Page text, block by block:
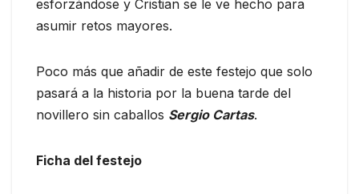
esforzándose y Cristian se le ve hecho para
asumir retos mayores.
Poco más que añadir de este festejo que solo
pasará a la historia por la buena tarde del
novillero sin caballos Sergio Cartas.
Ficha del festejo